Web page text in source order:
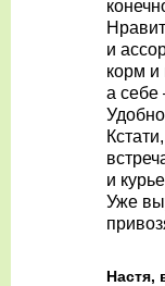
и
корм и
а себе
и
Уже
Настя,